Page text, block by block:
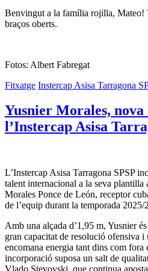
Benvingut a la família rojilla, Mateo!
braços oberts.
Fotos: Albert Fabregat
Fitxatge Instercap Asisa Tarragona
Yusnier Morales,
l’Instercap Asisa
L’Instercap Asisa Tarragona SPSP
talent internacional a la seva plantilla
Morales Ponce de León, receptor
de l’equip durant la temporada 2025/
Amb una alçada d’1,95 m, Yusnier
gran capacitat de resolució ofensiva
encomana energia tant dins com fora
incorporació suposa un salt de